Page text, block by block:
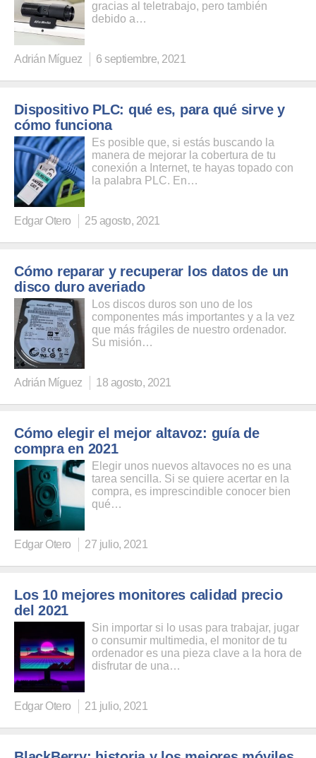
gracias al teletrabajo, pero también
debido a…
Adrián Míguez 6 septiembre, 2021
Dispositivo PLC: qué es, para qué sirve y
cómo funciona
Es posible que, si estás buscando la
manera de mejorar la cobertura de tu
conexión a Internet, te hayas topado con
la palabra PLC. En…
Edgar Otero 25 agosto, 2021
Cómo reparar y recuperar los datos de un
disco duro averiado
Los discos duros son uno de los
componentes más importantes y a la vez
que más frágiles de nuestro ordenador.
Su misión…
Adrián Míguez 18 agosto, 2021
Cómo elegir el mejor altavoz: guía de
compra en 2021
Elegir unos nuevos altavoces no es una
tarea sencilla. Si se quiere acertar en la
compra, es imprescindible conocer bien
qué…
Edgar Otero 27 julio, 2021
Los 10 mejores monitores calidad precio
del 2021
Sin importar si lo usas para trabajar, jugar
o consumir multimedia, el monitor de tu
ordenador es una pieza clave a la hora de
disfrutar de una…
Edgar Otero 21 julio, 2021